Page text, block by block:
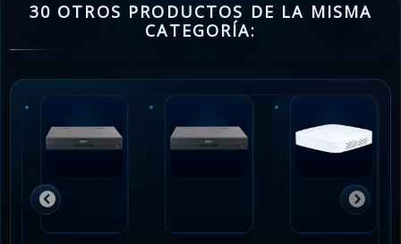
30 OTROS PRODUCTOS DE LA MISMA
CATEGORÍA: